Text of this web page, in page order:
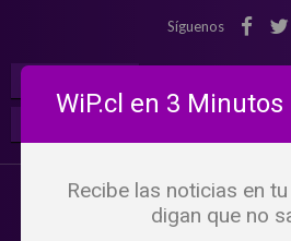
Síguenos
WiP.cl en 3 Minutos
Recibe las noticias en tu
digan que no